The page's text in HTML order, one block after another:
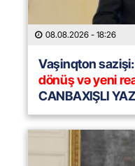
08.08.2026 - 18:26
Vaşinqton sazişi:
dönüş və yeni
CANBAXIŞLI